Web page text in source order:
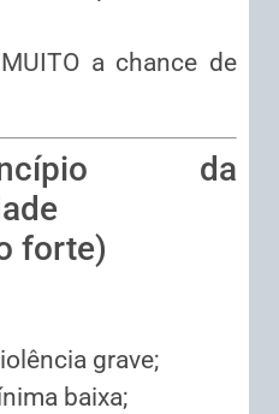
a chance de
da
forte)
grave;
baixa;